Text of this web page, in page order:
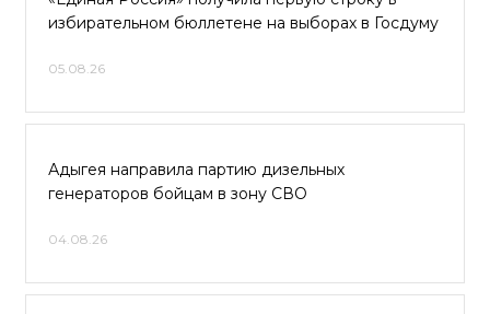
избирательном бюллетене на выборах в Госдуму
05.08.26
Адыгея направила партию дизельных
генераторов бойцам в зону СВО
04.08.26